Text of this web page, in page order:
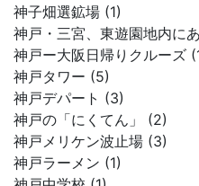
神子畑選鉱場 (1)
神戸・三宮、東遊園地内に
神戸ー大阪日帰りクルーズ
神戸タワー (5)
神戸デパート (3)
神戸の「にくてん」 (2)
神戸メリケン波止場 (3)
神戸ラーメン (1)